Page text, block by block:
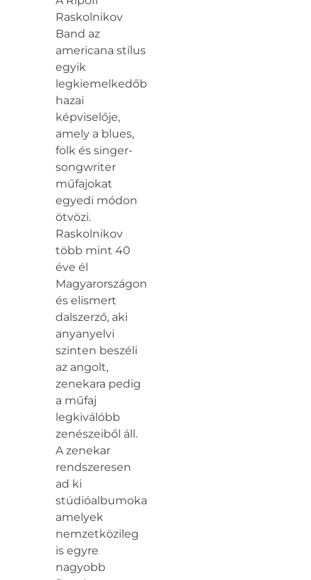
Raskolnikov
Band az
americana stílus
egyik
legkiemelkedőbb
hazai
képviselője,
amely a blues,
folk és singer-
songwriter
műfajokat
egyedi módon
ötvözi.
Raskolnikov
több mint 40
éve él
Magyarországon,
és elismert
dalszerző, aki
anyanyelvi
szinten beszéli
az angolt,
zenekara pedig
a műfaj
legkiválóbb
zenészeiből áll.
A zenekar
rendszeresen
ad ki
stúdióalbumokat,
amelyek
nemzetközileg
is egyre
nagyobb